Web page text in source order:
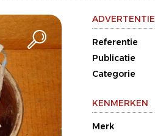
ADVERTENTIE
Referentie
Publicatie
Categorie
KENMERKEN
Merk